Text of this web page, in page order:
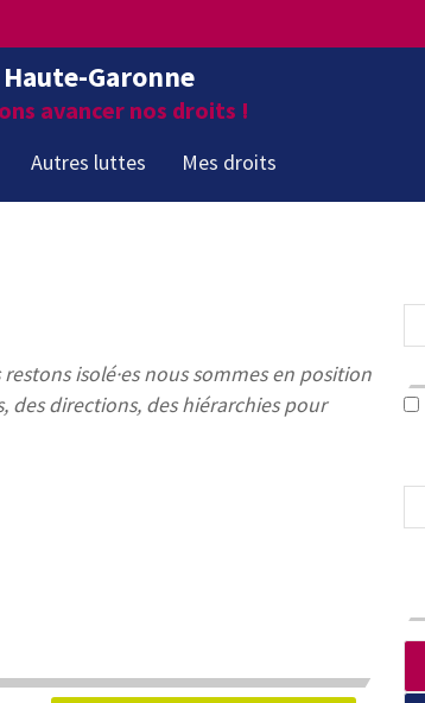
Garonne
avancer nos droits !
Autres luttes Mes droits
isolé·es nous sommes en position
des directions, des hiérarchies pour